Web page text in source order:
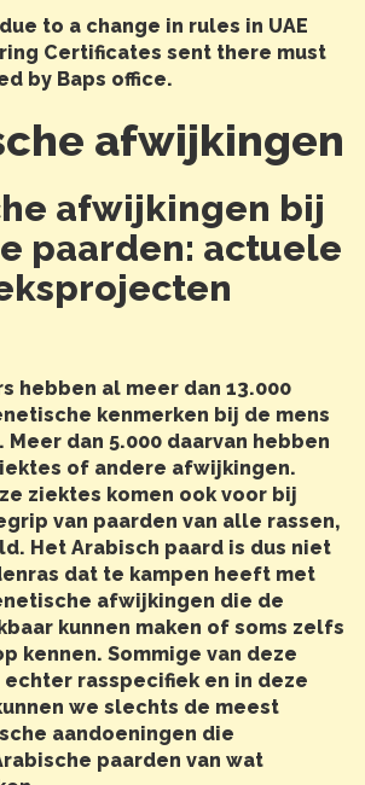
to a change in rules in UAE
Certificates sent there must
by Baps office.
afwijkingen
afwijkingen bij
paarden: actuele
hebben al meer dan 13.000
kenmerken bij de mens
dan 5.000 daarvan hebben
of andere afwijkingen.
ziektes komen ook voor bij
van paarden van alle rassen,
Het Arabisch paard is dus niet
dat te kampen heeft met
afwijkingen die de
kunnen maken of soms zelfs
kennen. Sommige van deze
rasspecifiek en in deze
we slechts de meest
aandoeningen die
paarden van wat